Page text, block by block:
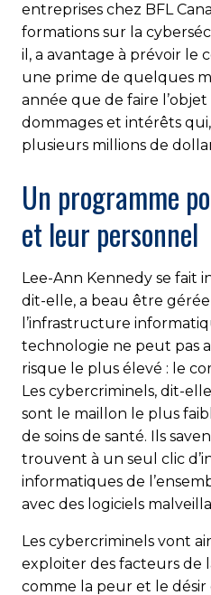
entreprises chez BFL
formations sur la
il, a avantage à prévoir le
une prime de quelques
année que de faire
dommages et intérêts
plusieurs millions de
Un programme
et leur personnel
Lee-Ann Kennedy se fait
dit-elle, a beau être
l’infrastructure
technologie ne peut pas
risque le plus élevé : le
Les cybercriminels, dit-
sont le maillon le plus
de soins de santé. Ils
trouvent à un seul clic
informatiques de
avec des logiciels
Les cybercriminels vont
exploiter des facteurs de
comme la peur et le désir